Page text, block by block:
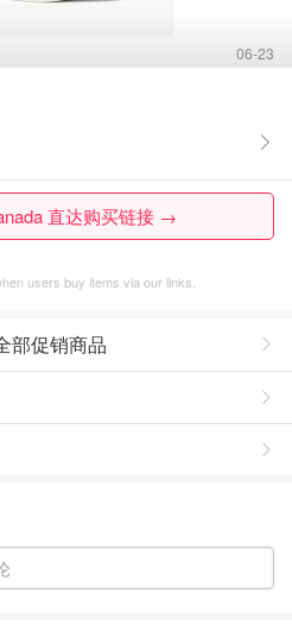
06-23
直达购买链接 →
users buy items via our links.
部促销商品